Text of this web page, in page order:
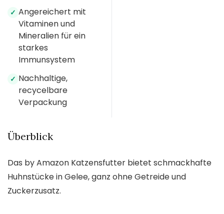
✓ Angereichert mit
Vitaminen und
Mineralien für ein
starkes
Immunsystem
✓ Nachhaltige,
recycelbare
Verpackung
Überblick
Das by Amazon Katzensfutter bietet schmackhafte
Huhnstücke in Gelee, ganz ohne Getreide und
Zuckerzusatz.